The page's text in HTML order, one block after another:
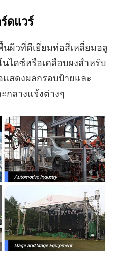
ดแวร์
ผิวที่ดีเยี่ยมท่อสี่เหลี่ยมอลู
ไดซ์หรือเคลือบผงสําหรับ
สดงผลกรอบป้ายและ
กลางแจ้งต่างๆ